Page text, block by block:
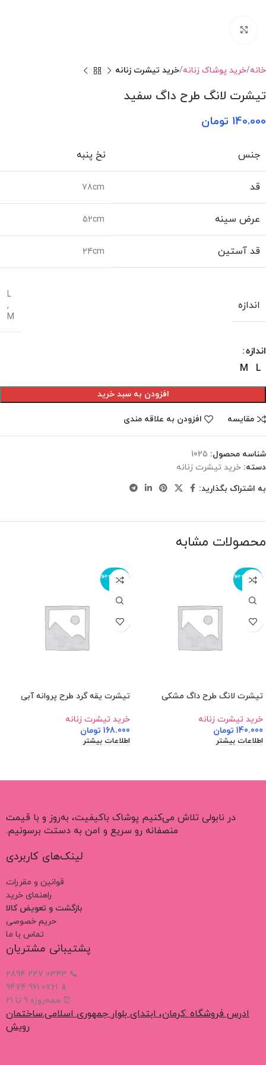
خانه خرید پوشاک زنانه خرید تیشرت زنانه
تیشرت لانگ طرح داگ سفید
140.000 تومان
جنس نخ پنبه
قد 78cm
عرض سینه 52cm
قد آستین 24cm
اندازه
L
,
M
اندازه
L
M
افزودن به سبد خرید
مقایسه افزودن به علاقه مندی
شناسه محصول: 1025
دسته: خرید تیشرت زنانه
به اشتراک بگذارید:
محصولات مشابه
اتمام موجو
دی
تیشرت لانگ طرح داگ مشکی
خرید تیشرت زنانه
140.000 تومان
اطلاعات بیشتر
اتمام موجو
دی
تیشرت یقه گرد طرح پروانه آبی
خرید تیشرت زنانه
168.000 تومان
اطلاعات بیشتر
در نابولی تلاش می‌کنیم پوشاک باکیفیت، به‌روز و با قیمت
منصفانه رو سریع و امن به دستت برسونیم.
لینک‌های کاربردی
قوانین و مقررات
راهنمای خرید
بازگشت و تعویض کالا
حریم خصوصی
تماس با ما
پشتیبانی مشتریان
📞 0343 247 2894
📱 0761 961 9474
⏰ همه‌روزه 9 تا 21
ادرس فروشگاه :کرمان، ابتدای بلوار جمهوری اسلامی.ساختمان
رویش